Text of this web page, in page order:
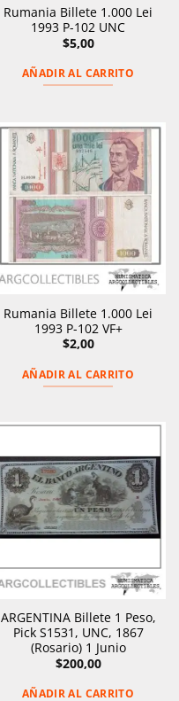
Rumania Billete 1.000 Lei
1993 P-102 UNC
$5,00
AÑADIR AL CARRITO
Rumania Billete 1.000 Lei
1993 P-102 VF+
$2,00
AÑADIR AL CARRITO
ARGENTINA Billete 1 Peso,
Pick S1531, UNC, 1867
(Rosario) 1 Junio
$200,00
AÑADIR AL CARRITO